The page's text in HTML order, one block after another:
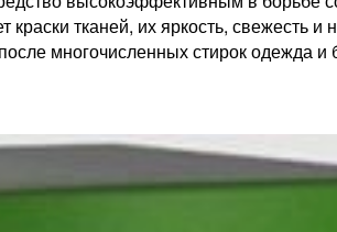
тканей, их яркость, свежесть и
многочисленных стирок одежда и